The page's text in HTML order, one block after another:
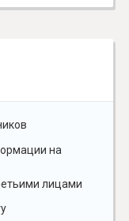
на
лицами